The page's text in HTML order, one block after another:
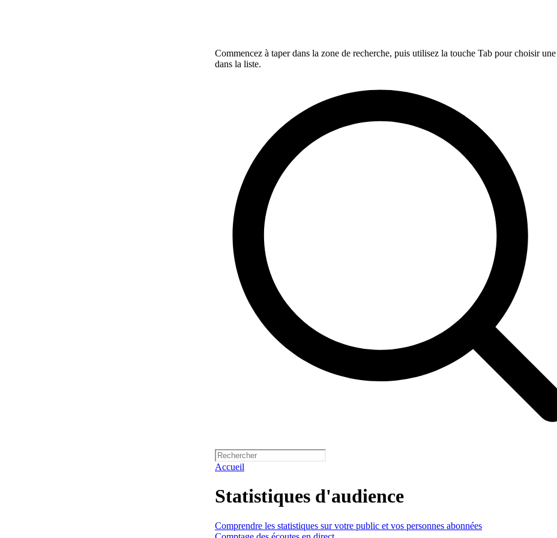
Commencez à taper dans la zone de recherche, puis utilisez la touche Tab pour choisir
dans la liste.
Accueil
Statistiques d'audience
Comprendre les statistiques sur votre public et vos personnes abonnées